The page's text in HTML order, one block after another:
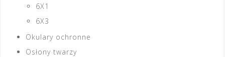
6X1
6X3
Okulary ochronne
Osłony twarzy